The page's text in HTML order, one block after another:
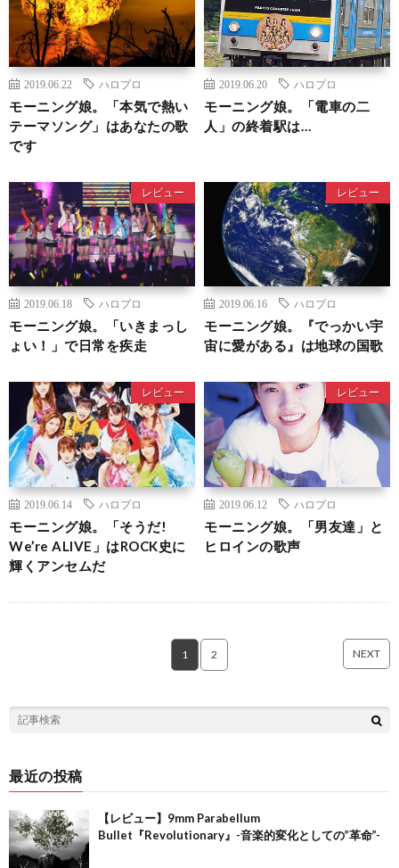
2019.06.22 ハロプロ
モーニング娘。「本気で熱い
テーマソング」はあなたの歌
です
2019.06.20 ハロプロ
モーニング娘。「電車の二
人」の終着駅は…
レビュー
2019.06.18 ハロプロ
モーニング娘。「いきまっし
ょい！」で日常を疾走
レビュー
2019.06.16 ハロプロ
モーニング娘。『でっかい宇
宙に愛がある』は地球の国歌
レビュー
2019.06.14 ハロプロ
モーニング娘。「そうだ!
We’re ALIVE」はROCK史に
輝くアンセムだ
レビュー
2019.06.12 ハロプロ
モーニング娘。「男友達」と
ヒロインの歌声
1 2 NEXT
最近の投稿
【レビュー】9mm Parabellum
Bullet『Revolutionary』-音楽的変化としての”革命”-